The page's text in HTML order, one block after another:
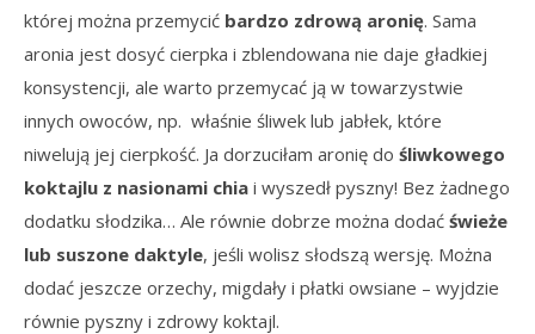
której można przemycić bardzo zdrową aronię. Sama
aronia jest dosyć cierpka i zblendowana nie daje gładkiej
konsystencji, ale warto przemycać ją w towarzystwie
innych owoców, np. właśnie śliwek lub jabłek, które
niwelują jej cierpkość. Ja dorzuciłam aronię do śliwkowego
koktajlu z nasionami chia i wyszedł pyszny! Bez żadnego
dodatku słodzika… Ale równie dobrze można dodać świeże
lub suszone daktyle, jeśli wolisz słodszą wersję. Można
dodać jeszcze orzechy, migdały i płatki owsiane – wyjdzie
równie pyszny i zdrowy koktajl.